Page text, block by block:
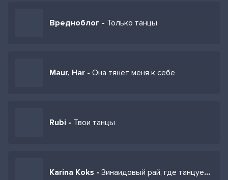
Вредноблог - Только танцы
Maur, Har - Она тянет меня к себе
Rubi - Твои танцы
Karina Koks - Зинаидовый рай, где танцует одна Зинаида